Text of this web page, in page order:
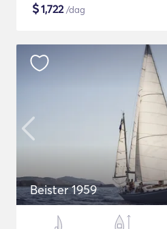
$1,722/dag
Beister 1959